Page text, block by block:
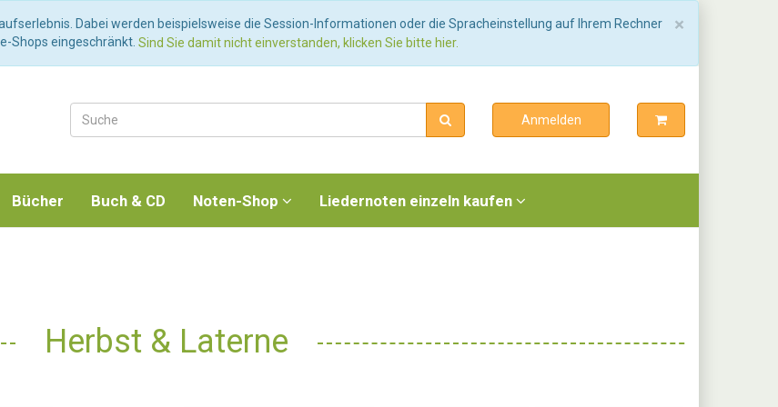
×
Dabei werden beispielsweise die Session-Informationen oder die Spracheinstellung auf Ihrem Rechner
Shops eingeschränkt. Sind Sie damit nicht einverstanden, klicken Sie bitte hier.
Anmelden
Bücher Buch & CD Noten-Shop Liedernoten einzeln kaufen
Herbst & Laterne